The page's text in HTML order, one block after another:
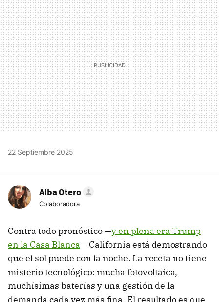
MAIL
22 Septiembre 2025
Alba Otero
Colaboradora
Contra todo pronóstico —y en plena era Trump
en la Casa Blanca— California está demostrando
que el sol puede con la noche. La receta no tiene
misterio tecnológico: mucha fotovoltaica,
muchísimas baterías y una gestión de la
demanda cada vez más fina. El resultado es que